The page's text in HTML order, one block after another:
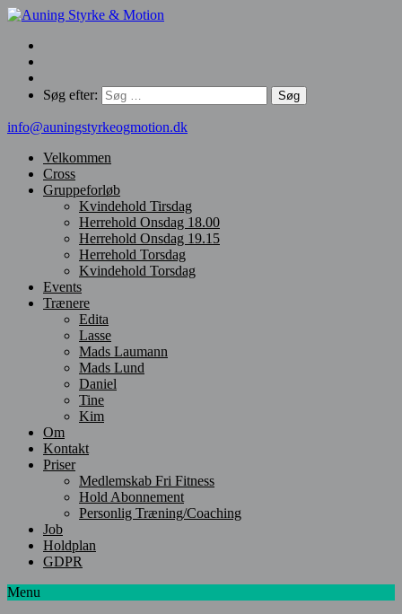
Søg efter:
info@auningstyrkeogmotion.dk
Velkommen
Cross
Gruppeforløb
Kvindehold Tirsdag
Herrehold Onsdag 18.00
Herrehold Onsdag 19.15
Herrehold Torsdag
Kvindehold Torsdag
Events
Trænere
Edita
Lasse
Mads Laumann
Mads Lund
Daniel
Tine
Kim
Om
Kontakt
Priser
Medlemskab Fri Fitness
Hold Abonnement
Personlig Træning/Coaching
Job
Holdplan
GDPR
Menu